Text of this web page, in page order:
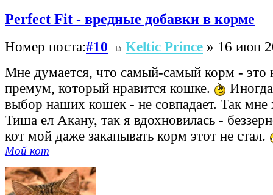
Perfect Fit - вредные добавки в корме
Номер поста:#10 Keltic Prince » 16 июн
Мне думается, что самый-самый корм - это
премум, который нравится кошке.
выбор наших кошек - не совпадает. Так мне
Тиша ел Акану, так я вдохновилась -
кот мой даже закапывать корм этот не стал.
Мой кот